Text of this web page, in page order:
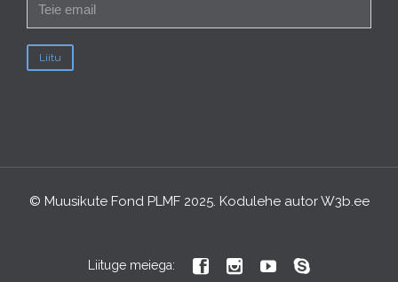
© Muusikute Fond PLMF 2025. Kodulehe autorW3b.ee
Liituge meiega:    